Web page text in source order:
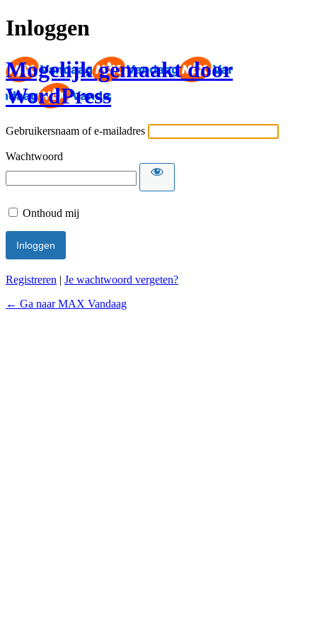
Inloggen
Mogelijk gemaakt door
WordPress
Gebruikersnaam of e-mailadres
Wachtwoord
Onthoud mij
Registreren | Je wachtwoord vergeten?
← Ga naar MAX Vandaag